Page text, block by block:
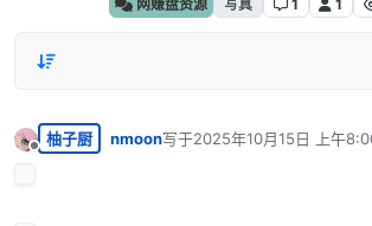
网赚盘资源 写真 1 1
离线
柚子厨 nmoon写于2025年10月15日 上午
最后由 编辑